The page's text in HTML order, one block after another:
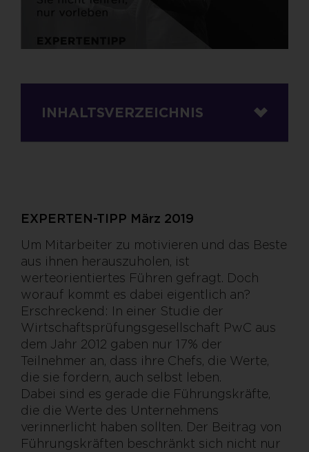
INHALTSVERZEICHNIS
EXPERTEN-TIPP März 2019
Um Mitarbeiter zu motivieren und das Beste
aus ihnen herauszuholen, ist
werteorientiertes Führen gefragt. Doch
worauf kommt es dabei eigentlich an?
Erschreckend: In einer Studie der
Wirtschaftsprüfungsgesellschaft PwC aus
dem Jahr 2012 gaben nur 17% der
Teilnehmer an, dass ihre Chefs, die Werte,
die sie fordern, auch selbst leben.
Dabei sind es gerade die Führungskräfte,
die die Werte des Unternehmens
verinnerlicht haben sollten. Der Beitrag von
Führungskräften beschränkt sich nicht nur